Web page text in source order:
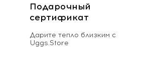
Подарочный
сертификат
Дарите тепло близким с
Uggs.Store